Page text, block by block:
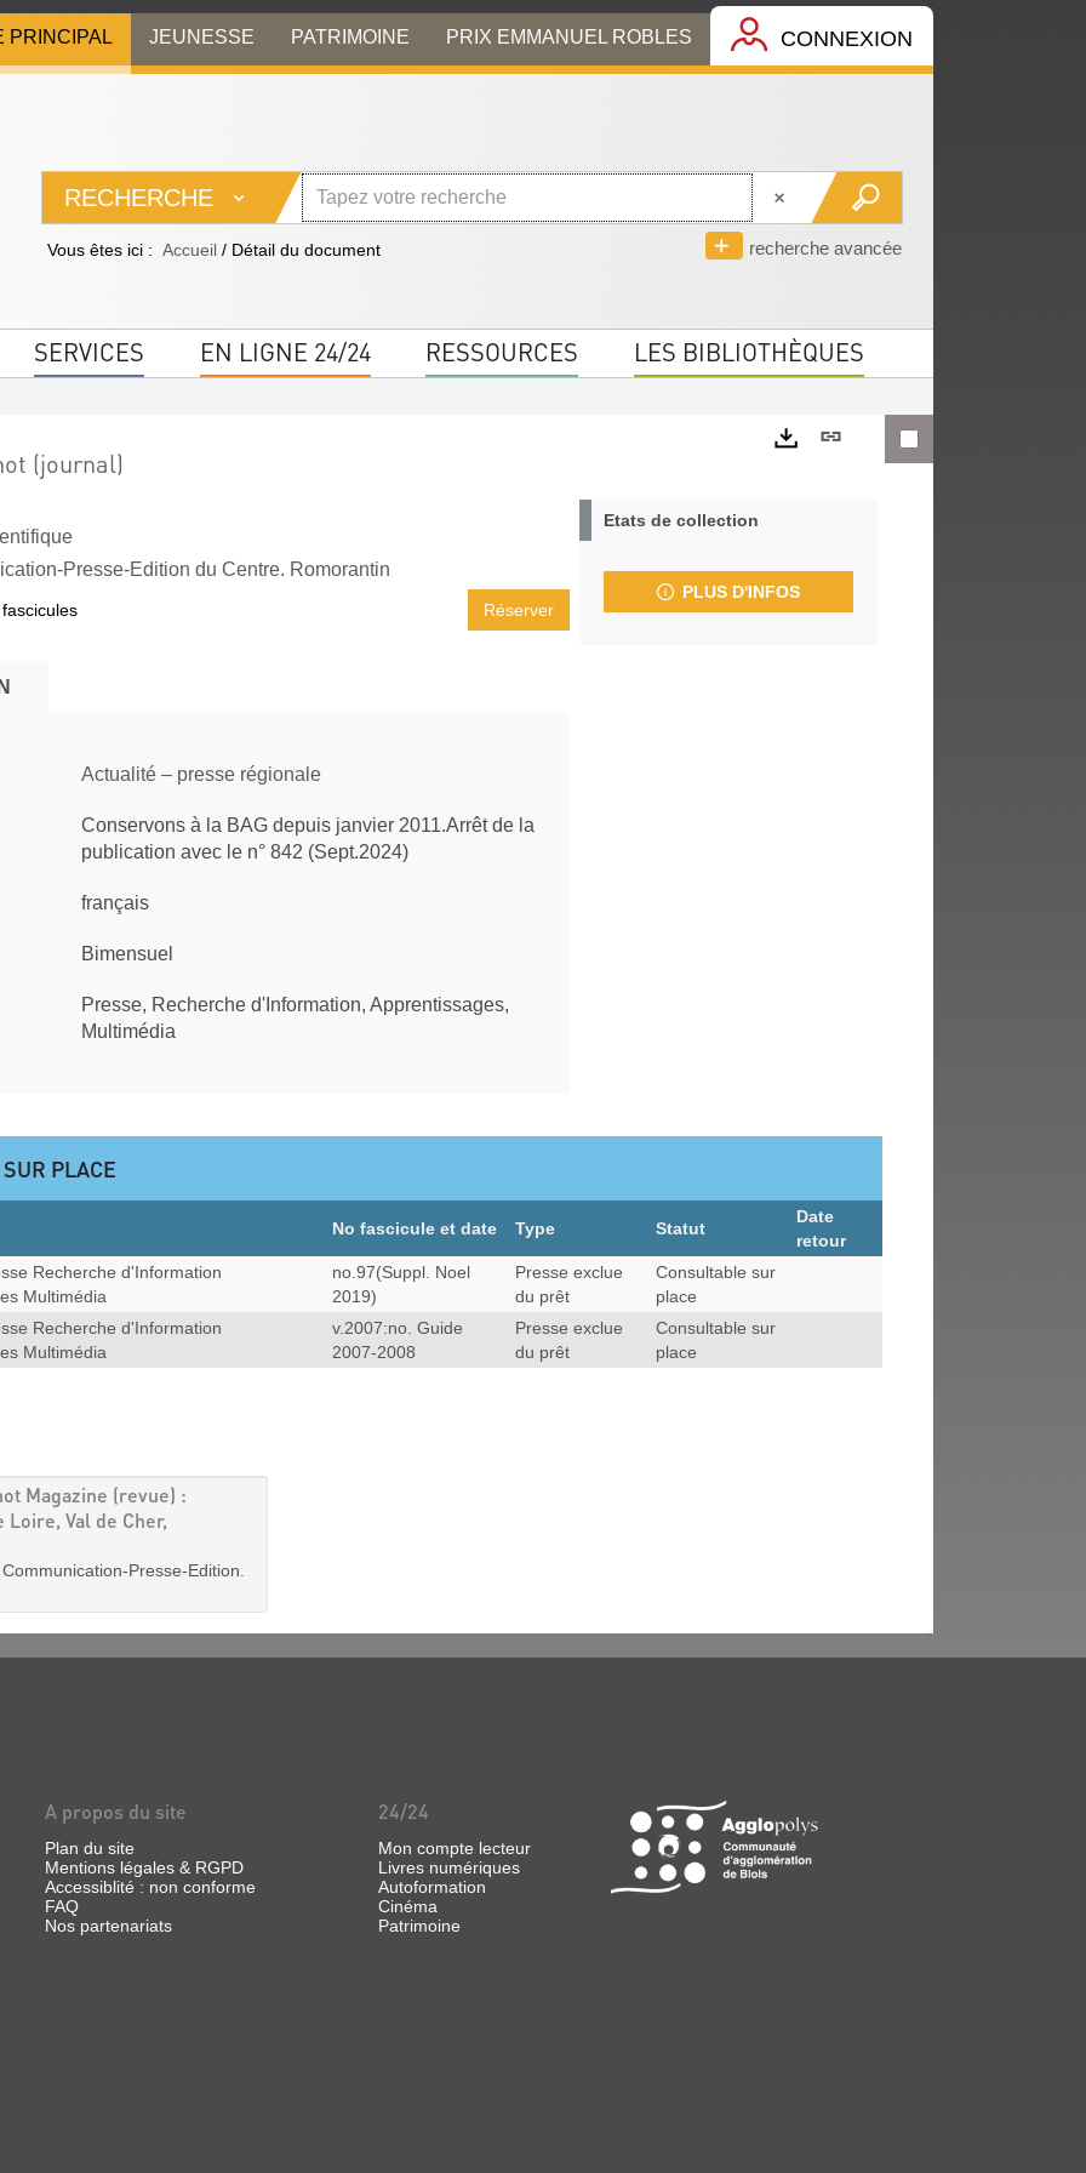
PRINCIPAL JEUNESSE PATRIMOINE PRIX EMMANUEL ROBLES CONNEXION
RECHERCHE
recherche avancée
Vous êtes ici : Accueil / Détail du document
SERVICES EN LIGNE 24/24 RESSOURCES LES BIBLIOTHÈQUES
(journal)
Presse-Edition du Centre. Romorantin
Réserver
Actualité – presse régionale
Conservons à la BAG depuis janvier 2011.Arrêt de la
publication avec le n° 842 (Sept.2024)
français
Bimensuel
Presse, Recherche d'Information, Apprentissages,
Multimédia
Lien
Etats de collection
PLUS D'INFOS
PLACE
No fascicule et date Type Statut
Date
retour
Recherche d'Information
Multimédia
no.97(Suppl. Noel
2019)
Presse exclue
du prêt
Consultable sur
place
Recherche d'Information
Multimédia
v.2007:no. Guide
2007-2008
Presse exclue
du prêt
Consultable sur
place
Magazine (revue) :
Loire, Val de Cher,
Presse-Edition.
A propos du site
Plan du site
Mentions légales & RGPD
Accessiblité : non conforme
FAQ
Nos partenariats
24/24
Mon compte lecteur
Livres numériques
Autoformation
Cinéma
Patrimoine